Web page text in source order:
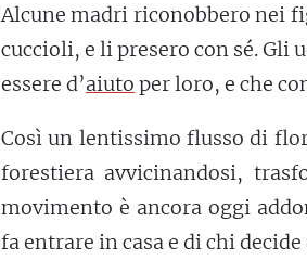
Alcune madri riconobbero nei
cuccioli, e li presero con sé. Gli
essere d’aiuto per loro, e che
Così un lentissimo flusso di
forestiera avvicinandosi,
movimento è ancora oggi
fa entrare in casa e di chi